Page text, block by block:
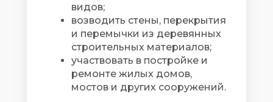
видов;
возводить стены, перекрытия
и перемычки из деревянных
строительных материалов;
участвовать в постройке и
ремонте жилых домов,
мостов и других сооружений.